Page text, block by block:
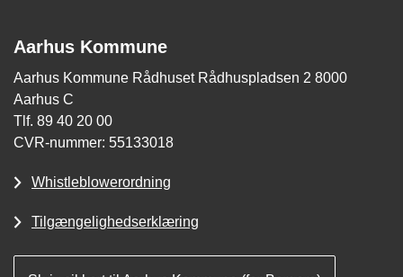
Aarhus Kommune
Aarhus Kommune Rådhuset Rådhuspladsen 2 8000
Aarhus C
Tlf. 89 40 20 00
CVR-nummer: 55133018
Whistleblowerordning
Tilgængelighedserklæring